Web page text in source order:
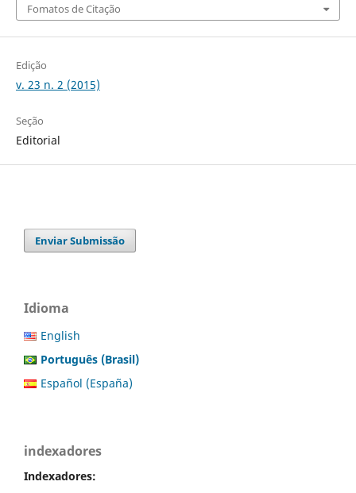
Fomatos de Citação
Edição
v. 23 n. 2 (2015)
Seção
Editorial
Enviar Submissão
Idioma
English
Português (Brasil)
Español (España)
indexadores
Indexadores: